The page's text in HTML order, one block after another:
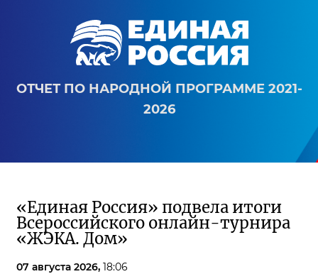
ОТЧЕТ ПО НАРОДНОЙ ПРОГРАММЕ 2021-
2026
«Единая Россия» подвела итоги
Всероссийского онлайн-турнира
«ЖЭКА. Дом»
07 августа 2026, 18:06